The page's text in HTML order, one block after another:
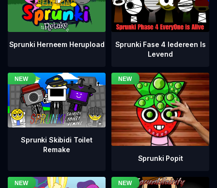
Sprunki Herneem Herupload
Sprunki Fase 4 Iedereen Is
Levend
Sprunki Skibidi Toilet
Remake
Sprunki Popit